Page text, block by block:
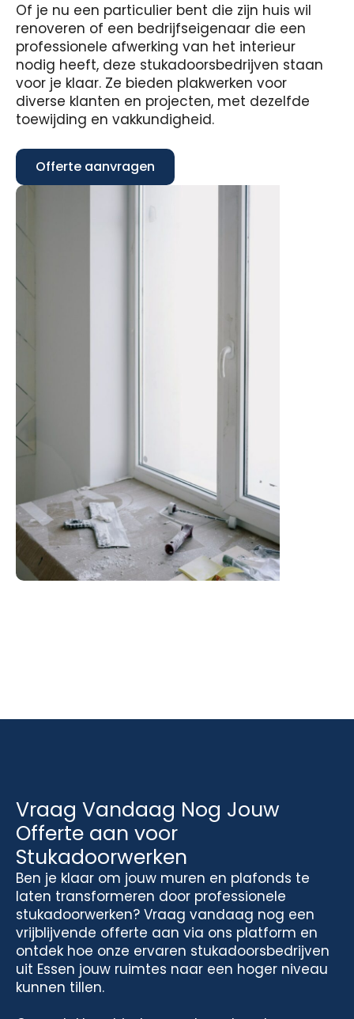
Of je nu een particulier bent die zijn huis wil
renoveren of een bedrijfseigenaar die een
professionele afwerking van het interieur
nodig heeft, deze stukadoorsbedrijven staan
voor je klaar. Ze bieden plakwerken voor
diverse klanten en projecten, met dezelfde
toewijding en vakkundigheid.
Offerte aanvragen
Vraag Vandaag Nog Jouw
Offerte aan voor
Stukadoorwerken
Ben je klaar om jouw muren en plafonds te
laten transformeren door professionele
stukadoorwerken? Vraag vandaag nog een
vrijblijvende offerte aan via ons platform en
ontdek hoe onze ervaren stukadoorsbedrijven
uit Essen jouw ruimtes naar een hoger niveau
kunnen tillen.